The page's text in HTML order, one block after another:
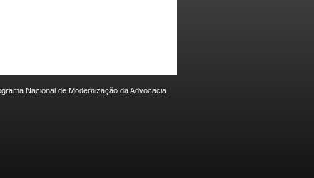
Nacional de Modernização da Advocacia